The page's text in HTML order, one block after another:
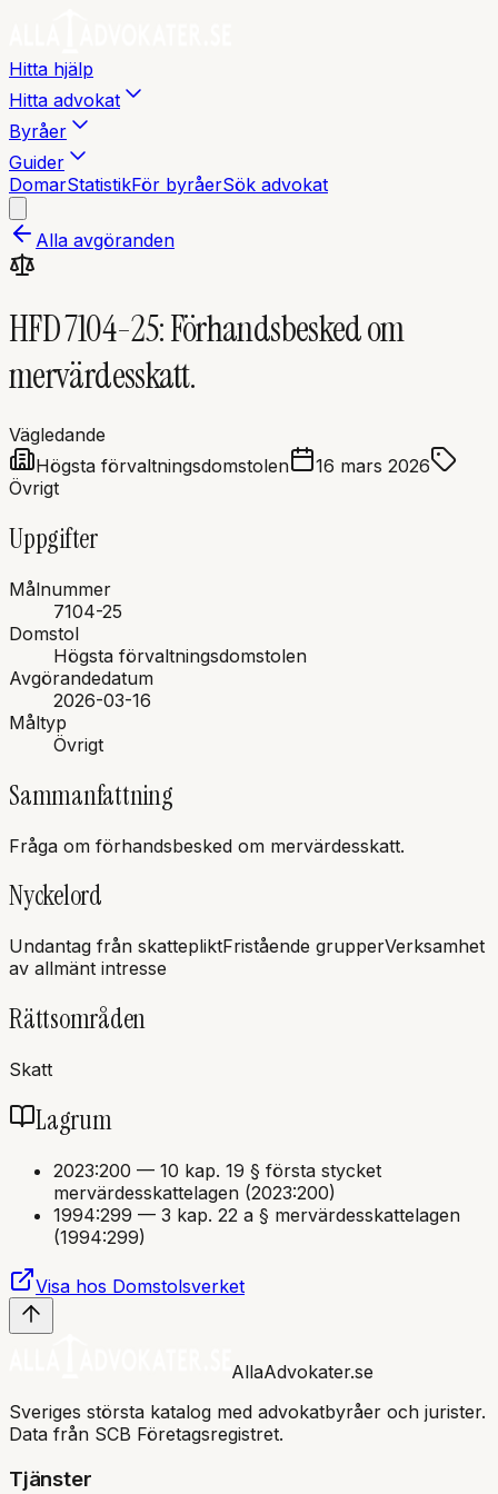
Hitta hjälp
Hitta advokat
Byråer
Guider
DomarStatistikFör byråerSök advokat
Alla avgöranden
HFD 7104-25: Förhandsbesked om
mervärdesskatt.
Vägledande
Högsta förvaltningsdomstolen
16 mars 2026
Övrigt
Uppgifter
Målnummer
7104-25
Domstol
Högsta förvaltningsdomstolen
Avgörandedatum
2026-03-16
Måltyp
Övrigt
Sammanfattning
Fråga om förhandsbesked om mervärdesskatt.
Nyckelord
Undantag från skattepliktFristående grupperVerksamhet
av allmänt intresse
Rättsområden
Skatt
Lagrum
2023:200 — 10 kap. 19 § första stycket
mervärdesskattelagen (2023:200)
1994:299 — 3 kap. 22 a § mervärdesskattelagen
(1994:299)
Visa hos Domstolsverket
AllaAdvokater.se
Sveriges största katalog med advokatbyråer och jurister.
Data från SCB Företagsregistret.
Tjänster